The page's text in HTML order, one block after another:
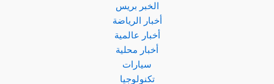
الخبر بريس
أخبار الرياضة
أخبار عالمية
أخبار محلية
سيارات
تكنولوجيا